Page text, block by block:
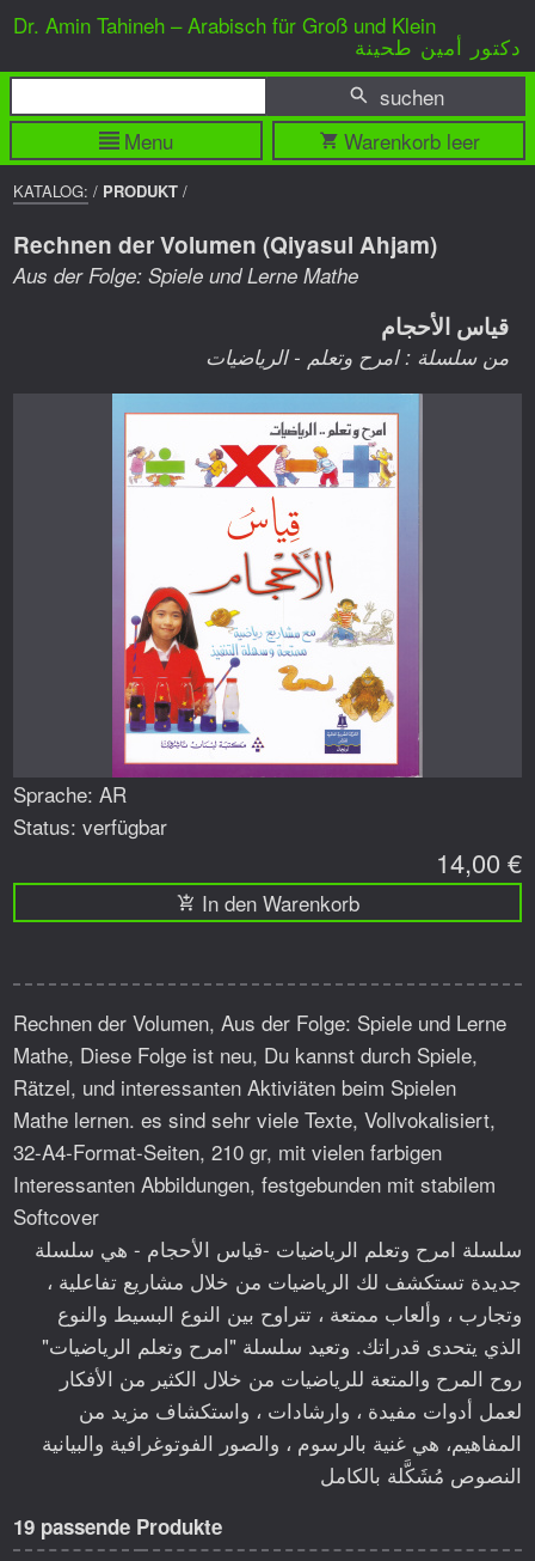
Dr. Amin Tahineh – Arabisch für Groß und Klein
دكتور أمين طحينة
Menu
suchen
Warenkorb leer
BREADCRUMP
NAVIGATION
KATALOG: / PRODUKT /
Rechnen der Volumen (Qiyasul Ahjam)
Aus der Folge: Spiele und Lerne Mathe
قياس الأحجام
من سلسلة : امرح وتعلم - الرياضيات
Sprache: AR
Status: verfügbar
14,00 €
In den Warenkorb
Rechnen der Volumen, Aus der Folge: Spiele und Lerne
Mathe, Diese Folge ist neu, Du kannst durch Spiele,
Rätzel, und interessanten Aktiviäten beim Spielen
Mathe lernen. es sind sehr viele Texte, Vollvokalisiert,
32-A4-Format-Seiten, 210 gr, mit vielen farbigen
Interessanten Abbildungen, festgebunden mit stabilem
Softcover
سلسلة امرح وتعلم الرياضيات -قياس الأحجام - هي سلسلة
جديدة تستكشف لك الرياضيات من خلال مشاريع تفاعلية ،
وتجارب ، وألعاب ممتعة ، تتراوح بين النوع البسيط والنوع
الذي يتحدى قدراتك. وتعيد سلسلة "امرح وتعلم الرياضيات"
روح المرح والمتعة للرياضيات من خلال الكثير من الأفكار
لعمل أدوات مفيدة ، وارشادات ، واستكشاف مزيد من
المفاهيم، هي غنية بالرسوم ، والصور الفوتوغرافية والبيانية
النصوص مُشَكَّلة بالكامل
19 passende Produkte